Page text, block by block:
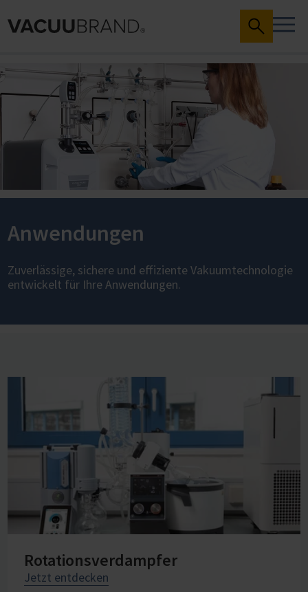
Anwendungen
Zuverlässige, sichere und effiziente Vakuumtechnologie
entwickelt für Ihre Anwendungen.
Rotationsverdampfer
Jetzt entdecken